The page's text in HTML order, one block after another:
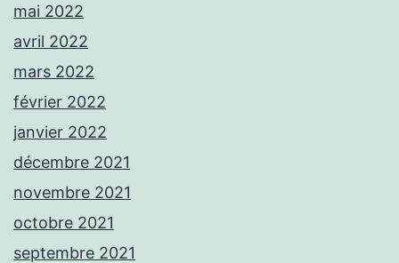
mai 2022
avril 2022
mars 2022
février 2022
janvier 2022
décembre 2021
novembre 2021
octobre 2021
septembre 2021